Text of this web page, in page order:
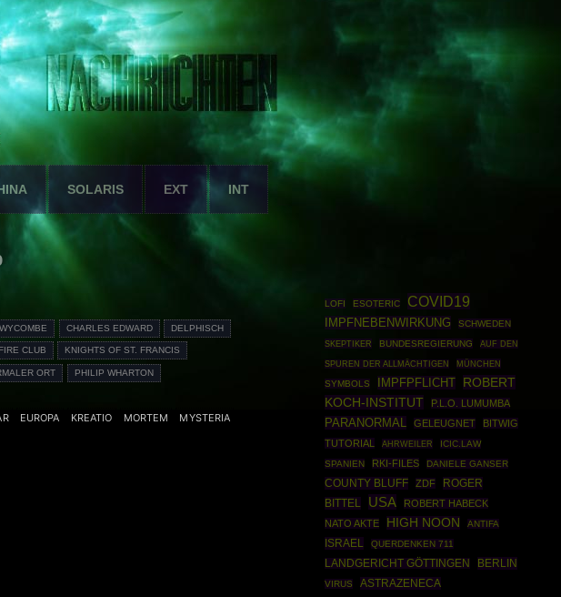
SOLARIS EXT INT
CHARLES EDWARD DELPHISCH
CLUB KNIGHTS OF ST. FRANCIS
ORT PHILIP WHARTON
EUROPA KREATIO MORTEM
MYSTERIA
LOFI ESOTERIC COVID19
IMPFNEBENWIRKUNG
SCHWEDEN
SKEPTIKER
BUNDESREGIERUNG AUF DEN
SPUREN DER ALLMÄCHTIGEN
MÜNCHEN
SYMBOLS
IMPFPFLICHT ROBERT
KOCH-INSTITUT
P.L.O. LUMUMBA
PARANORMAL GELEUGNET
BITWIG
TUTORIAL
AHRWEILER
ICIC.LAW
SPANIEN
RKI-FILES DANIELE GANSER
COUNTY BLUFF ZDF
ROGER
BITTEL
USA
ROBERT HABECK
NATO AKTE
HIGH NOON ANTIFA
ISRAEL QUERDENKEN 711
LANDGERICHT GÖTTINGEN BERLIN
VIRUS ASTRAZENECA